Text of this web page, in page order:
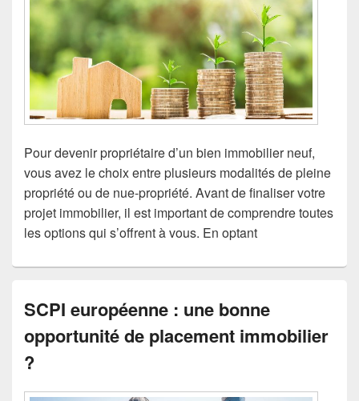
Pour devenir propriétaire d’un bien immobilier neuf,
vous avez le choix entre plusieurs modalités de pleine
propriété ou de nue-propriété. Avant de finaliser votre
projet immobilier, il est important de comprendre toutes
les options qui s’offrent à vous. En optant
SCPI européenne : une bonne
opportunité de placement immobilier
?